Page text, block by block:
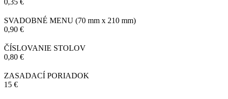
0,35 €
SVADOBNÉ MENU (70 mm x 210 mm)
0,90 €
ČÍSLOVANIE STOLOV
0,80 €
ZASADACÍ PORIADOK
15 €